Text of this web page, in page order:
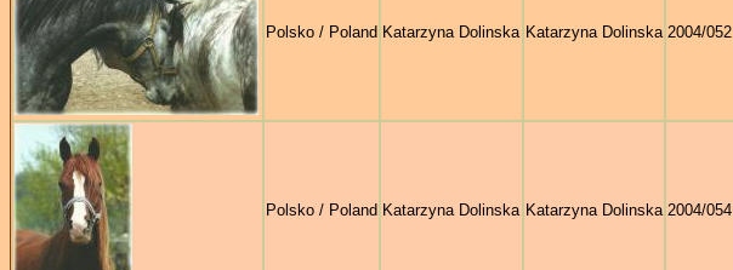
Polsko / Poland Katarzyna Dolinska Katarzyna Dolinska 2004/052
Polsko / Poland Katarzyna Dolinska Katarzyna Dolinska 2004/054